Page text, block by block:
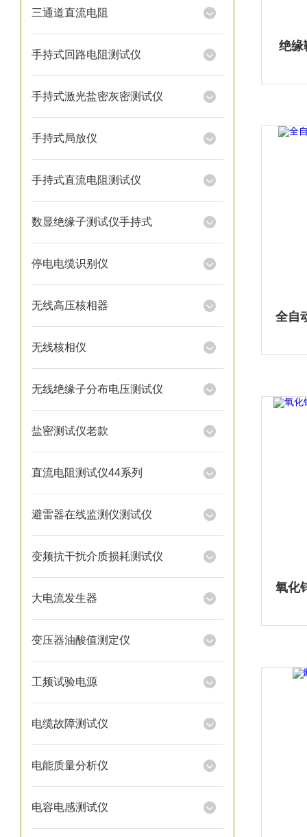
三通道直流电阻
手持式回路电阻测试仪
手持式激光盐密灰密测试仪
手持式局放仪
手持式直流电阻测试仪
数显绝缘子测试仪手持式
停电电缆识别仪
无线高压核相器
无线核相仪
无线绝缘子分布电压测试仪
盐密测试仪老款
直流电阻测试仪44系列
避雷器在线监测仪测试仪
变频抗干扰介质损耗测试仪
大电流发生器
变压器油酸值测定仪
工频试验电源
电缆故障测试仪
电能质量分析仪
电容电感测试仪
绝缘